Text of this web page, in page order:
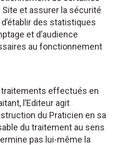
et assurer la sécurité
des statistiques
et d’audience
au fonctionnement
traitements effectués en
l’Editeur agit
du Praticien en sa
du traitement au sens
pas lui-même la